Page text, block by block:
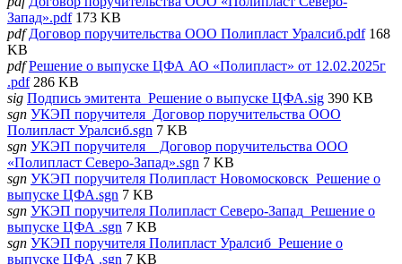
Запад».pdf 173 KB
pdf Договор поручительства ООО Полипласт Уралсиб.pdf 168
KB
pdf Решение о выпуске ЦФА АО «Полипласт» от 12.02.2025г
.pdf 286 KB
sig Подпись эмитента_Решение о выпуске ЦФА.sig 390 KB
sgn УКЭП поручителя_Договор поручительства ООО
Полипласт Уралсиб.sgn 7 KB
sgn УКЭП поручителя _ Договор поручительства ООО
«Полипласт Северо-Запад».sgn 7 KB
sgn УКЭП поручителя Полипласт Новомосковск_Решение о
выпуске ЦФА.sgn 7 KB
sgn УКЭП поручителя Полипласт Северо-Запад_Решение о
выпуске ЦФА .sgn 7 KB
sgn УКЭП поручителя Полипласт Уралсиб_Решение о
выпуске ЦФА .sgn 7 KB